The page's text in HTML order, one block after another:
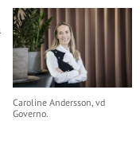
Caroline Andersson, vd
Governo.